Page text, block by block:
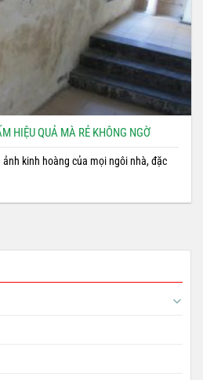
HIỆU QUẢ MÀ RẺ KHÔNG NGỜ
kinh hoàng của mọi ngôi nhà, đặc